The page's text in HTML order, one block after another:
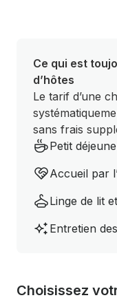
Ce qui est
d’hôtes
Le tarif d’une
sans frais
Petit
Accueil par
Linge de lit
Entretien
Choisissez